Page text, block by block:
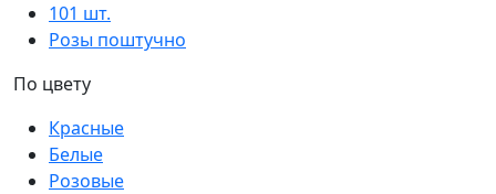
101 шт.
Розы поштучно
По цвету
Красные
Белые
Розовые